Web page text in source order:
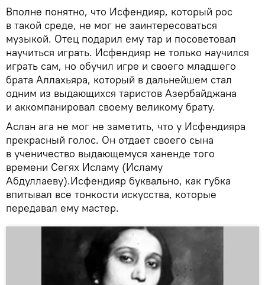
Вполне понятно, что Исфендияр, который рос
в такой среде, не мог не заинтересоваться
музыкой. Отец подарил ему тар и посоветовал
научиться играть. Исфендияр не только научился
играть сам, но обучил игре и своего младшего
брата Аллахьяра, который в дальнейшем стал
одним из выдающихся таристов Азербайджана
и аккомпанировал своему великому брату.
Аслан ага не мог не заметить, что у Исфендияра
прекрасный голос. Он отдает своего сына
в ученичество выдающемуся ханенде того
времени Сегях Исламу (Исламу
Абдуллаеву).Исфендияр буквально, как губка
впитывал все тонкости искусства, которые
передавал ему мастер.